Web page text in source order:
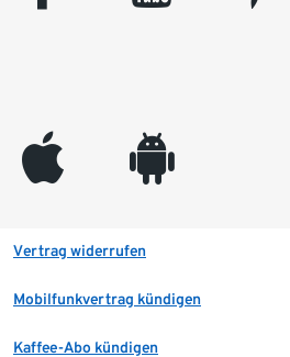
appleinc android
Vertrag widerrufen
Mobilfunkvertrag kündigen
Kaffee-Abo kündigen